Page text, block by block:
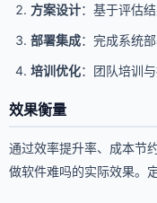
方案设计：基于评估
部署集成：完成系统
培训优化：团队培训
效果衡量
通过效率提升率、成本节
做软件难吗的实际效果。